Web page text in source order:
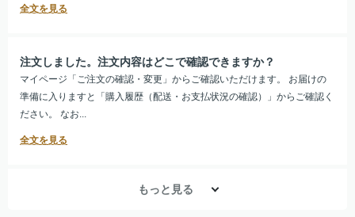
注文しました。注文内容はどこで確認できますか？
マイページ「ご注文の確認・変更」からご確認いただけます。 お届けの
準備に入りますと「購入履歴（配送・お支払状況の確認）」からご確認く
ださい。 なお...
もっと見る